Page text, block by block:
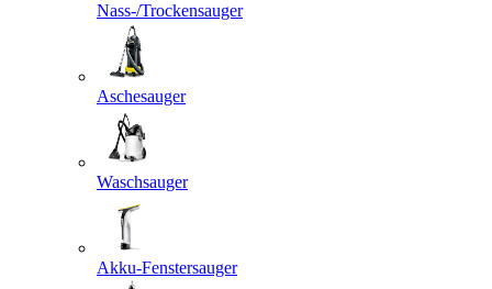
Nass-/Trockensauger
Aschesauger
Waschsauger
Akku-Fenstersauger